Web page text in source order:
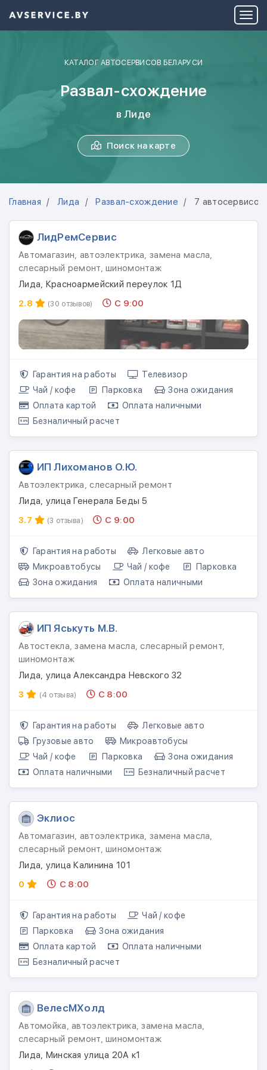
КАТАЛОГ АВТОСЕРВИСОВ БЕЛАРУСИ
Развал-схождение
в Лиде
Поиск на карте
Главная Лида Развал-схождение 7 автосервисов
ЛидРемСервис
Автомагазин, автоэлектрика, замена масла,
слесарный ремонт, шиномонтаж
Лида, Красноармейский переулок 1Д
2.8
(30 отзывов) С 9:00
Гарантия на работы
Телевизор
Чай / кофе
Парковка
Зона ожидания
Оплата картой
Оплата наличными
Безналичный расчет
ИП Лихоманов О.Ю.
Автоэлектрика, слесарный ремонт
Лида, улица Генерала Беды 5
3.7
(3 отзыва) С 9:00
Гарантия на работы
Легковые авто
Микроавтобусы
Чай / кофе
Парковка
Зона ожидания
Оплата наличными
ИП Яськуть М.В.
Автостекла, замена масла, слесарный ремонт,
шиномонтаж
Лида, улица Александра Невского 32
3
(4 отзыва) С 8:00
Гарантия на работы
Легковые авто
Грузовые авто
Микроавтобусы
Чай / кофе
Парковка
Зона ожидания
Оплата наличными
Безналичный расчет
Эклиос
Автомагазин, автоэлектрика, замена масла,
слесарный ремонт, шиномонтаж
Лида, улица Калинина 101
0
С 8:00
Гарантия на работы
Чай / кофе
Парковка
Зона ожидания
Оплата картой
Оплата наличными
Безналичный расчет
ВелесМХолд
Автомойка, автоэлектрика, замена масла,
слесарный ремонт, шиномонтаж
Лида, Минская улица 20А к1